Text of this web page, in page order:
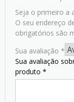
Seja o primeiro a
O seu endereço
obrigatórios são
Sua avaliação *
Sua avaliação
produto *